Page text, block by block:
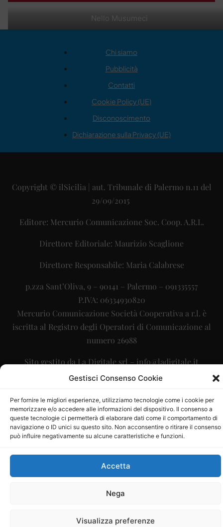
Gestisci Consenso Cookie
Per fornire le migliori esperienze, utilizziamo tecnologie come i cookie per
memorizzare e/o accedere alle informazioni del dispositivo. Il consenso a
queste tecnologie ci permetterà di elaborare dati come il comportamento di
navigazione o ID unici su questo sito. Non acconsentire o ritirare il consenso
può influire negativamente su alcune caratteristiche e funzioni.
Accetta
Nega
Visualizza preferenze
Nello Musumeci
Chi siamo
Pubblicità
Contatti
Cookie Policy (UE)
Disconoscimento
Dichiarazione sulla Privacy (UE)
Copyright © ilSicilia | aut. Tribunale di Palermo n.11 del
29/09/2015
Editore: Mercurio Comunicazione Soc. Coop. A.R.L.
Direttore Editoriale: Maurizio Scaglione
Direttore Responsabile: Maria Calabrese
p.zza Sant’Oliva, 9 – 90141 – Palermo – 091335557
P.IVA: 06334930820
Mercurio Comunicazione Società Cooperativa a r.l. è
iscritta al Registro degli Operatori di Comunicazione al
numero 26988
Sito gestito da La Digitale srl – info@ladigitale.it